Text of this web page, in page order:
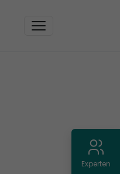
Experten